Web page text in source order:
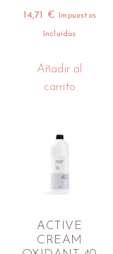
14,71 € Impuestos
Incluidos
Añadir al
carrito
ACTIVE
CREAM